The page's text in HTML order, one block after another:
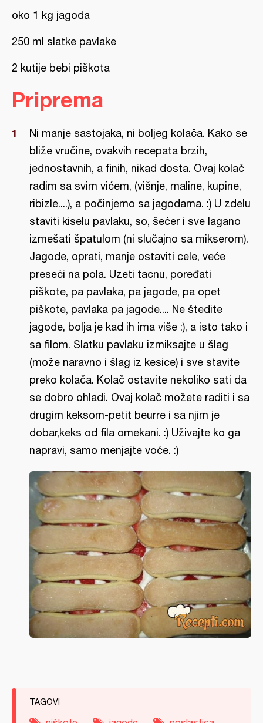
oko 1 kg jagoda
250 ml slatke pavlake
2 kutije bebi piškota
Priprema
Ni manje sastojaka, ni boljeg kolača. Kako se
bliže vručine, ovakvih recepata brzih,
jednostavnih, a finih, nikad dosta. Ovaj kolač
radim sa svim vićem, (višnje, maline, kupine,
ribizle....), a počinjemo sa jagodama. :) U zdelu
staviti kiselu pavlaku, so, šećer i sve lagano
izmešati špatulom (ni slučajno sa mikserom).
Jagode, oprati, manje ostaviti cele, veće
preseći na pola. Uzeti tacnu, poređati
piškote, pa pavlaka, pa jagode, pa opet
piškote, pavlaka pa jagode.... Ne štedite
jagode, bolja je kad ih ima više :), a isto tako i
sa filom. Slatku pavlaku izmiksajte u šlag
(može naravno i šlag iz kesice) i sve stavite
preko kolača. Kolač ostavite nekoliko sati da
se dobro ohladi. Ovaj kolač možete raditi i sa
drugim keksom-petit beurre i sa njim je
dobar,keks od fila omekani. :) Uživajte ko ga
napravi, samo menjajte voće. :)
TAGOVI